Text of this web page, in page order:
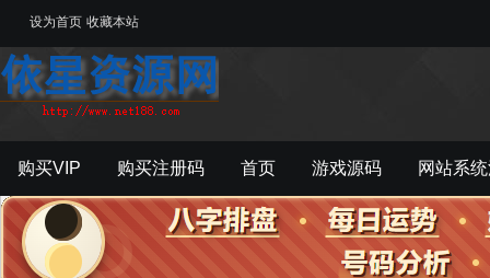
设为首页 收藏本站
购买VIP 购买注册码 首页 游戏源码 网站系
游戏工具 影音资源 主题模板